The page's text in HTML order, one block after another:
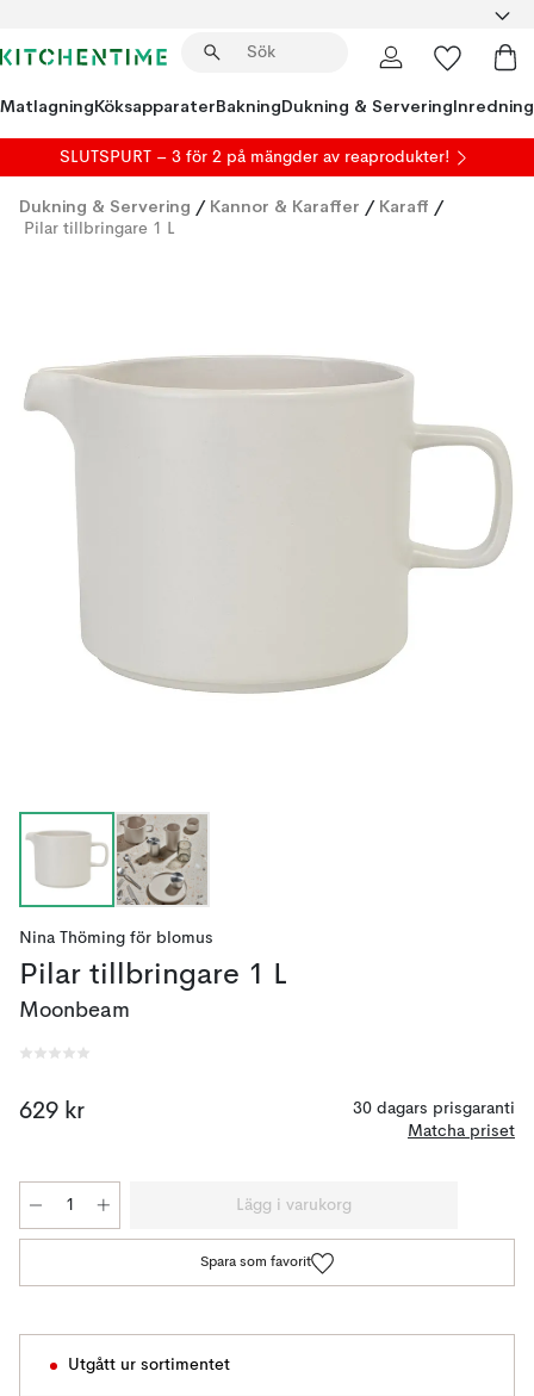
MatlagningKöksapparaterBakningDukning & ServeringInredning
SLUTSPURT – 3 för 2 på mängder av reaprodukter!
Dukning & Servering / Kannor & Karaffer / Karaff /
Pilar tillbringare 1 L
Nina Thöming för blomus
Pilar tillbringare 1 L
Moonbeam
629 kr
30 dagars prisgaranti
Matcha priset
Lägg i varukorg
Spara som favorit
Utgått ur sortimentet